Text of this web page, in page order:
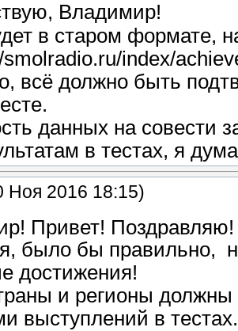
Владимир!
в старом формате,
smolradio.ru/index/
всё должно быть
данных на совести
в тестах, я
Ноя 2016 18:15)
Привет! Поздравляю!
было бы правильно,
достижения!
и регионы
выступлений в тестах.